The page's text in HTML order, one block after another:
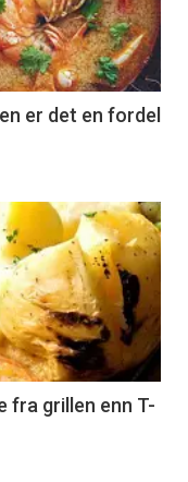
er det en fordel
fra grillen enn T-